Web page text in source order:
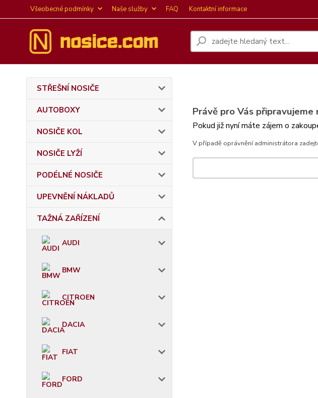
Všeobecné podmínky Naše služby FAQ Kontaktní informace
STŘEŠNÍ NOSIČE
AUTOBOXY
NOSIČE KOL
NOSIČE LYŽÍ
PODÉLNÉ NOSIČE
UPEVNĚNÍ NÁKLADŮ
TAŽNÁ ZAŘÍZENÍ
AUDI
BMW
CITROEN
DACIA
FIAT
FORD
Právě pro Vás
Pokud již nyní máte zájem o
V případě oprávnění administrátora